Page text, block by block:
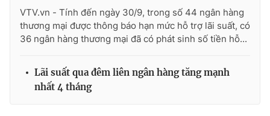
VTV.vn - Tính đến ngày 30/9, trong số 44 ngân hàng
thương mại được thông báo hạn mức hỗ trợ lãi suất, có
36 ngân hàng thương mại đã có phát sinh số tiền hỗ...
Lãi suất qua đêm liên ngân hàng tăng mạnh
nhất 4 tháng